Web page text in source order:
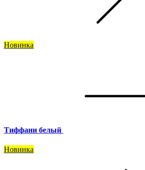
Новинка
Тиффани белый
Новинка